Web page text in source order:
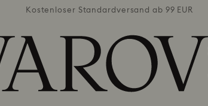
Kostenloser Standardversand ab 99 EUR